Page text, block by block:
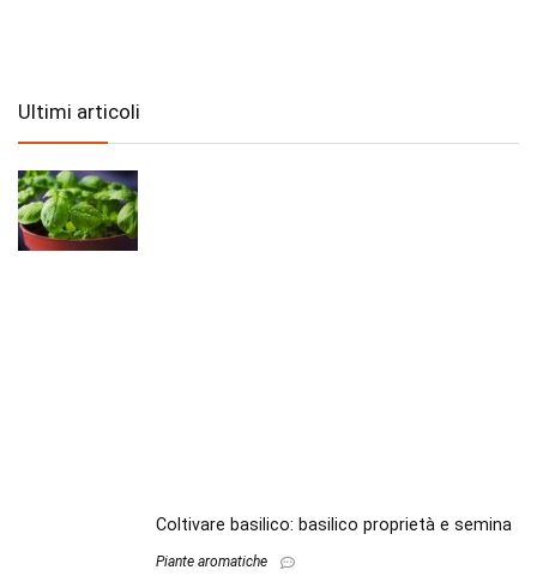
Ultimi articoli
Coltivare basilico: basilico proprietà e semina
Piante aromatiche